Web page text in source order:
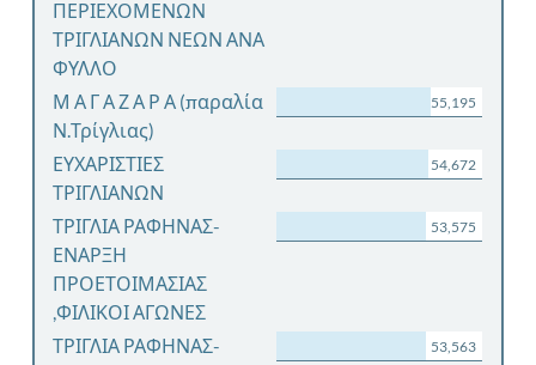
ΠΕΡΙΕΧΟΜΕΝΩΝ
ΤΡΙΓΛΙΑΝΩΝ ΝΕΩΝ ΑΝΑ
ΦΥΛΛΟ
Μ Α Γ Α Ζ Α Ρ Α (παραλία
Ν.Τρίγλιας)
55,195
ΕΥΧΑΡΙΣΤΙΕΣ
ΤΡΙΓΛΙΑΝΩΝ
54,672
ΤΡΙΓΛΙΑ ΡΑΦΗΝΑΣ-
ΕΝΑΡΞΗ
ΠΡΟΕΤΟΙΜΑΣΙΑΣ
,ΦΙΛΙΚΟΙ ΑΓΩΝΕΣ
53,575
ΤΡΙΓΛΙΑ ΡΑΦΗΝΑΣ-
53,563